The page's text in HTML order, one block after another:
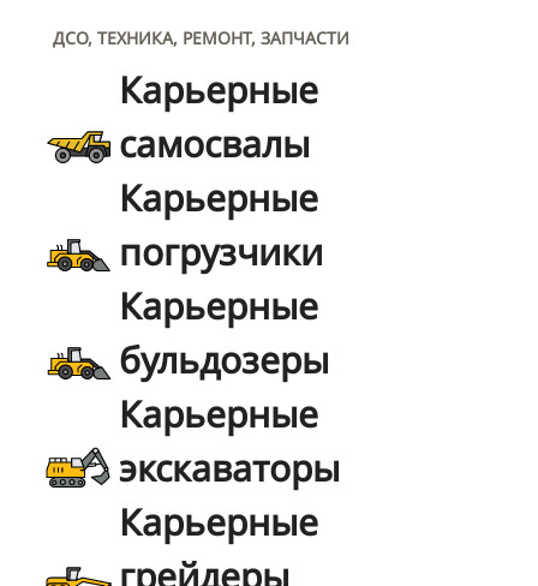
ДСО, ТЕХНИКА, РЕМОНТ, ЗАПЧАСТИ
Карьерные
самосвалы
Карьерные
погрузчики
Карьерные
бульдозеры
Карьерные
экскаваторы
Карьерные
грейдеры